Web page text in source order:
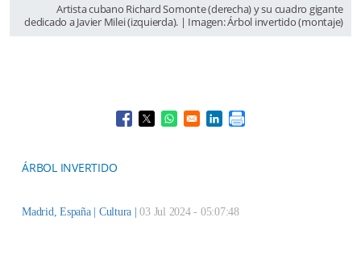
Artista cubano Richard Somonte (derecha) y su cuadro gigante
dedicado a Javier Milei (izquierda). | Imagen: Árbol invertido (montaje)
Opens in a new window
Opens in a new window
Opens in a new window
Opens in a new window
ÁRBOL INVERTIDO
Cultura |03 Jul 2024 - 05:07:48